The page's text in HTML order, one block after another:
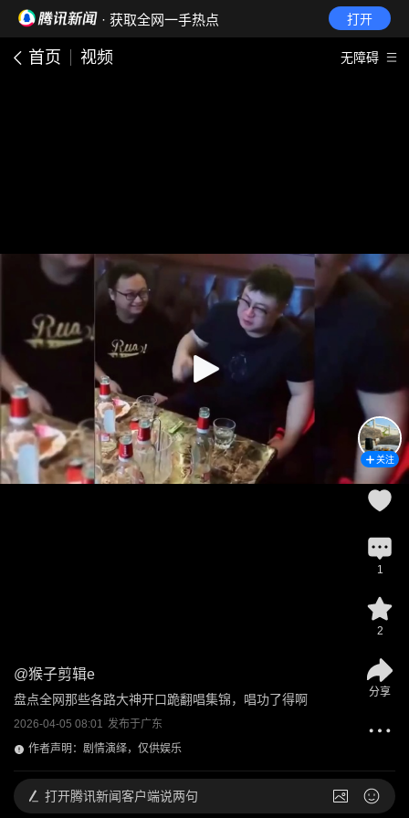
· 获取全网一手热点 打开
首页 视频 无障碍
@猴子剪辑e
盘点全网那些各路大神开口跪翻唱集锦，唱功了得啊
2026-04-05 08:01 发布于广东
作者声明：剧情演绎，仅供娱乐
关注
1
2
分享
打开腾讯新闻客户端说两句